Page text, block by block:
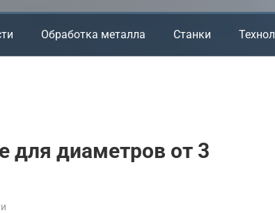
Обработка металла Станки
для диаметров от 3